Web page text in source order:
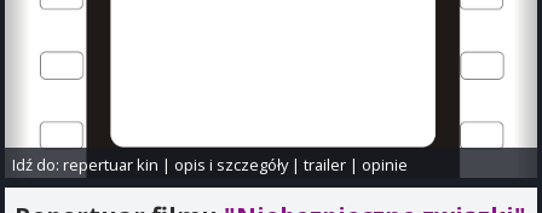
Idź do:repertuar kin |opis i szczegóły|trailer |opinie